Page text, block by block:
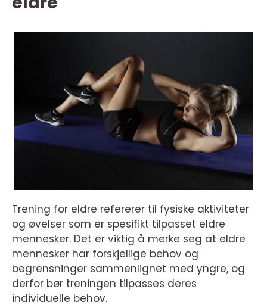
Trening for eldre refererer til fysiske aktiviteter
og øvelser som er spesifikt tilpasset eldre
mennesker. Det er viktig å merke seg at eldre
mennesker har forskjellige behov og
begrensninger sammenlignet med yngre, og
derfor bør treningen tilpasses deres
individuelle behov.